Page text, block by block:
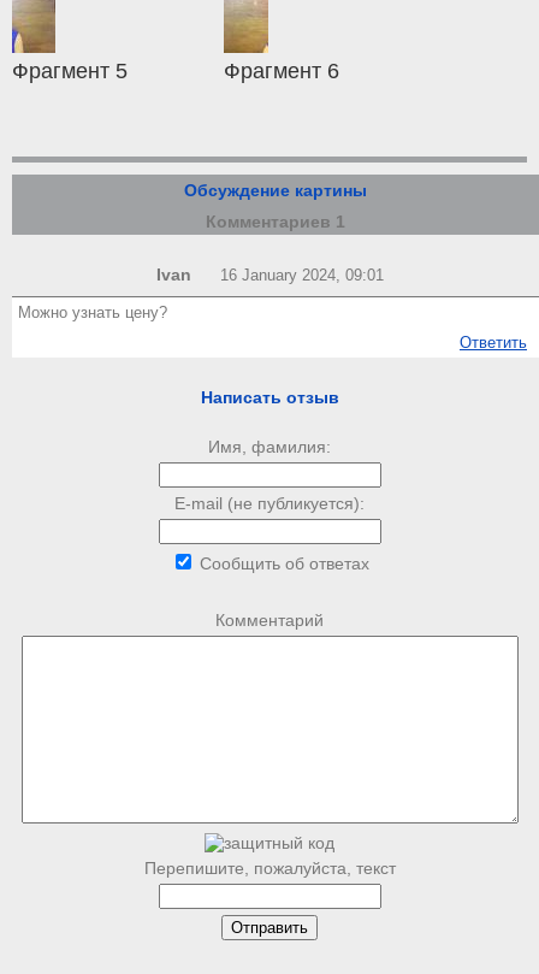
Фрагмент 5 Фрагмент 6
Обсуждение картины
Комментариев 1
Ivan 16 January 2024, 09:01
Можно узнать цену?
Ответить
Написать отзыв
Имя, фамилия:
E-mail (не публикуется):
Сообщить об ответах
Комментарий
Перепишите, пожалуйста, текст